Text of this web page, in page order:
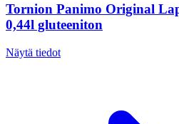
Tornion Panimo Original
0,44l gluteeniton
Näytä tiedot